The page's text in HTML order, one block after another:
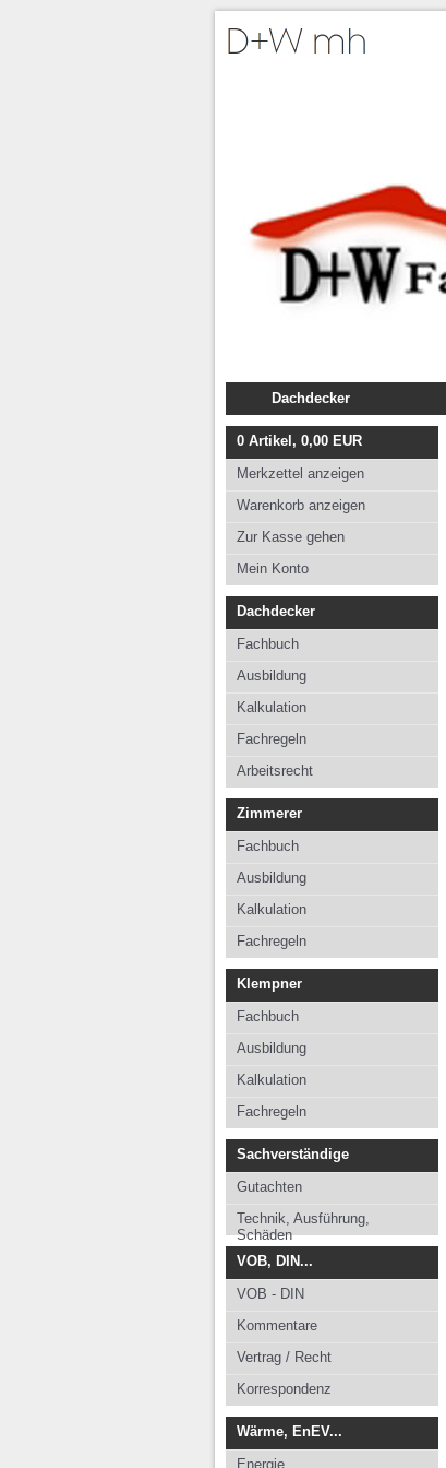
Dachdecker
Fachbuch
Ausbildung
Kalkulation
Fachregeln
Arbeitsrecht
0 Artikel, 0,00 EUR
Merkzettel anzeigen
Warenkorb anzeigen
Zur Kasse gehen
Mein Konto
Dachdecker
Fachbuch
Ausbildung
Kalkulation
Fachregeln
Arbeitsrecht
Zimmerer
Fachbuch
Ausbildung
Kalkulation
Fachregeln
Klempner
Fachbuch
Ausbildung
Kalkulation
Fachregeln
Sachverständige
Gutachten
Technik, Ausführung,
Schäden
VOB, DIN...
VOB - DIN
Kommentare
Vertrag / Recht
Korrespondenz
Wärme, EnEV...
Energie